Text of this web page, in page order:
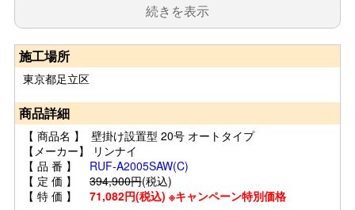
続きを表示
施工場所
東京都足立区
商品詳細
【 商品名 】 壁掛け設置型 20号 オートタイプ
【メーカー】 リンナイ
【 品 番 】 RUF-A2005SAW(C)
【 定 価 】 394,900円(税込)
【 特 価 】 71,082円(税込) ※キャンペーン特別価格